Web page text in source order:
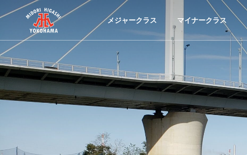
メジャークラス マイナークラス